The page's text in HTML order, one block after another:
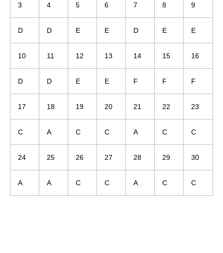
3 4 5 6 7 8 9
D D E E D E E
10 11 12 13 14 15 16
D D E E F F F
17 18 19 20 21 22 23
C A C C A C C
24 25 26 27 28 29 30
A A C C A C C